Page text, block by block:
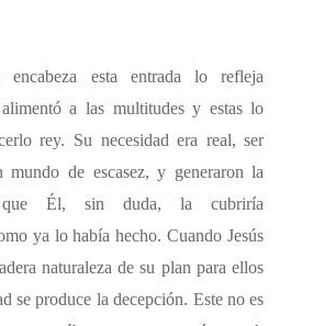
esta entrada lo refleja
alimentó a las multitudes y estas lo
rey. Su necesidad era real, ser
mundo de escasez, y generaron la
que Él, sin duda, la cubriría
ya lo había hecho. Cuando Jesús
naturaleza de su plan para ellos
se produce la decepción. Este no es